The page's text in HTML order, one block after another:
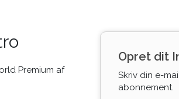
Premium af
Opret dit
Skriv din e-
abonnement.